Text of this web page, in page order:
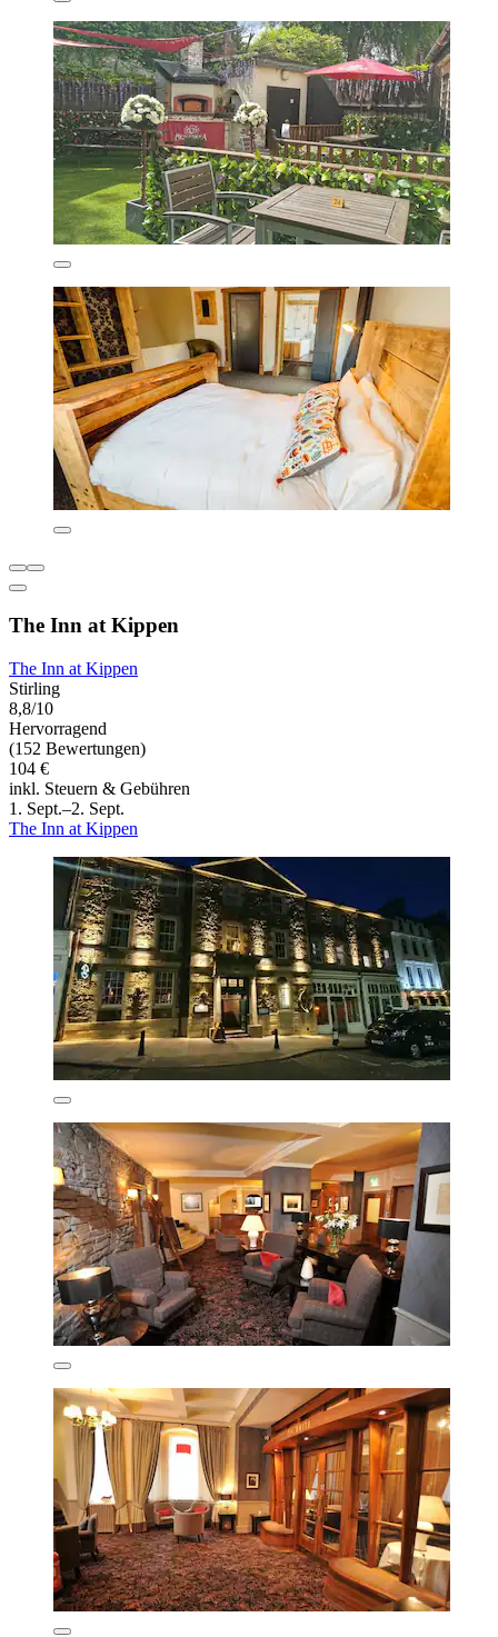
The Inn at Kippen
The Inn at Kippen
Stirling
8,8/10
Hervorragend
(152 Bewertungen)
104 €
inkl. Steuern & Gebühren
1. Sept.–2. Sept.
The Inn at Kippen